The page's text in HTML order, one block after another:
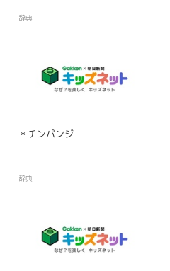
辞典
＊チンパンジー
辞典